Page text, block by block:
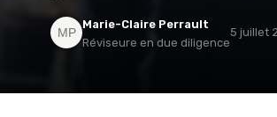
Marie-Claire Perrault
Réviseure en due diligence
5 juillet